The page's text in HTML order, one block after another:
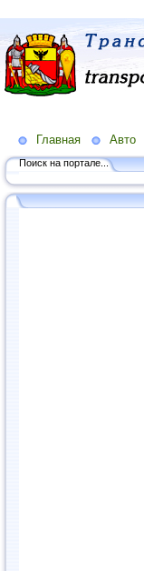
Главная Авто
Поиск на портале...